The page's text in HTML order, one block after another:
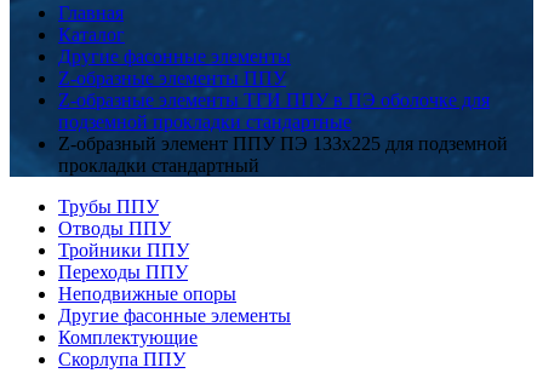
Главная
Каталог
Другие фасонные элементы
Z-образные элементы ППУ
Z-образные элементы ТГИ ППУ в ПЭ оболочке для
подземной прокладки стандартные
Z-образный элемент ППУ ПЭ 133x225 для подземной
прокладки стандартный
Трубы ППУ
Отводы ППУ
Тройники ППУ
Переходы ППУ
Неподвижные опоры
Другие фасонные элементы
Комплектующие
Скорлупа ППУ